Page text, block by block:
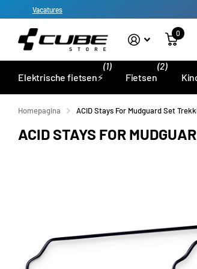
Vacatures
0
Elektrische fietsen⚡
(1)
Fietsen
(2)
Homepagina ACID Stays For Mudguard Set
ACID STAYS FOR